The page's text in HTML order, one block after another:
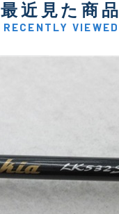
最近見た商品
RECENTLY VIEWED